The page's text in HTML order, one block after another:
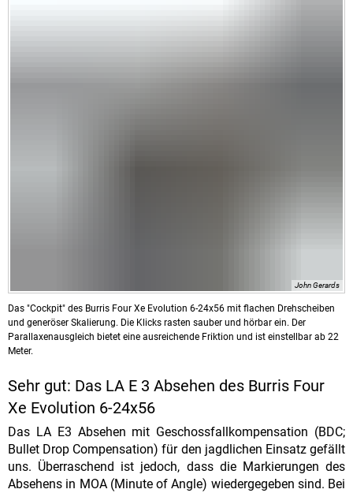
John Gerards
Das "Cockpit" des Burris Four Xe Evolution 6-24x56 mit flachen Drehscheiben
und generöser Skalierung. Die Klicks rasten sauber und hörbar ein. Der
Parallaxenausgleich bietet eine ausreichende Friktion und ist einstellbar ab 22
Meter.
Sehr gut: Das LA E 3 Absehen des Burris Four
Xe Evolution 6-24x56
Das LA E3 Absehen mit Geschossfallkompensation (BDC;
Bullet Drop Compensation) für den jagdlichen Einsatz gefällt
uns. Überraschend ist jedoch, dass die Markierungen des
Absehens in MOA (Minute of Angle) wiedergegeben sind. Bei